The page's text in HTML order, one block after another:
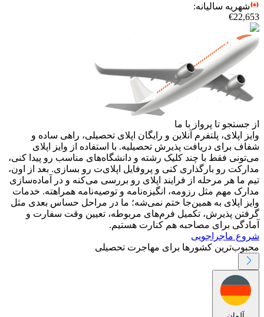
شهریه سالیانه:
€22,653
از جستجو تا پرواز با ما
وایز اپلای، پلتفرم آنلاین و رایگان اپلای تحصیلی، راهی ساده و
شفاف برای دریافت پذیرش تحصیلیه. با استفاده از وایز اپلای
می‌تونی فقط با چند کلیک رشته و دانشگاه‌های مناسب رو پیدا کنی،
مدارکت رو بارگذاری کنی و پروفایل اپلای‌ت رو بسازی. بعد از اون،
تیم ما هر مرحله از فرایند اپلای رو بررسی می‌کنه و در آماده‌سازی
مدارک مهم مثل رزومه، انگیزه‌نامه و توصیه‌نامه همراهته. خدمات
وایز اپلای به همین‌جا ختم نمی‌شه؛ ما در مراحل حساس بعدی مثل
گرفتن پذیرش، تکمیل فرم‌های مربوطه، تعیین وقت سفارت و
آمادگی برای مصاحبه هم کنارت هستیم.
شروع ماجراجویی
محبوب‌ترین کشورها برای مهاجرت تحصیلی